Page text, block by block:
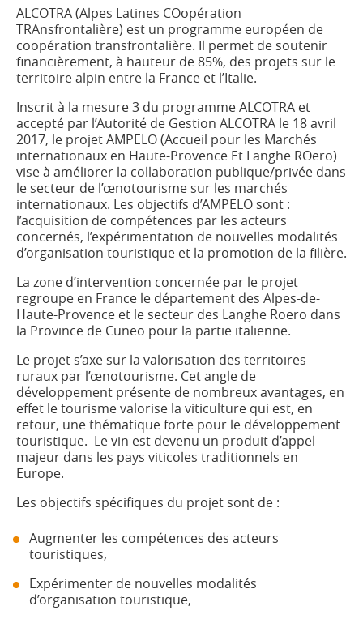
ALCOTRA (Alpes Latines COopération
TRAnsfrontalière) est un programme européen de
coopération transfrontalière. Il permet de soutenir
financièrement, à hauteur de 85%, des projets sur le
territoire alpin entre la France et l’Italie.
Inscrit à la mesure 3 du programme ALCOTRA et
accepté par l’Autorité de Gestion ALCOTRA le 18 avril
2017, le projet AMPELO (Accueil pour les Marchés
internationaux en Haute-Provence Et Langhe ROero)
vise à améliorer la collaboration publique/privée dans
le secteur de l’œnotourisme sur les marchés
internationaux. Les objectifs d’AMPELO sont :
l’acquisition de compétences par les acteurs
concernés, l’expérimentation de nouvelles modalités
d’organisation touristique et la promotion de la filière.
La zone d’intervention concernée par le projet
regroupe en France le département des Alpes-de-
Haute-Provence et le secteur des Langhe Roero dans
la Province de Cuneo pour la partie italienne.
Le projet s’axe sur la valorisation des territoires
ruraux par l’œnotourisme. Cet angle de
développement présente de nombreux avantages, en
effet le tourisme valorise la viticulture qui est, en
retour, une thématique forte pour le développement
touristique. Le vin est devenu un produit d’appel
majeur dans les pays viticoles traditionnels en
Europe.
Les objectifs spécifiques du projet sont de :
Augmenter les compétences des acteurs
touristiques,
Expérimenter de nouvelles modalités
d’organisation touristique,